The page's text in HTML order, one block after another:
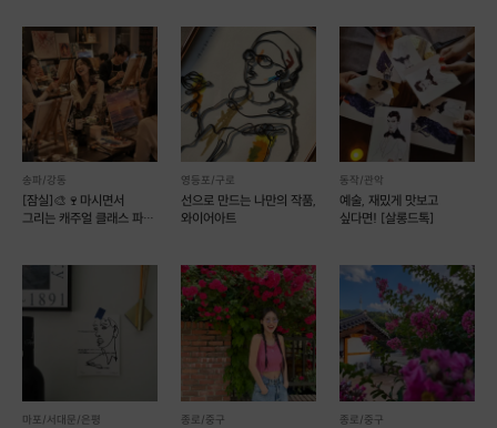
송파/강동
[잠실]🎨🍷마시면서
그리는 캐주얼 클래스 파티
영등포/구로
선으로 만드는 나만의 작품,
와이어아트
동작/관악
예술, 재밌게 맛보고
싶다면! [살롱드톡]
마포/서대문/은평 종로/중구 종로/중구